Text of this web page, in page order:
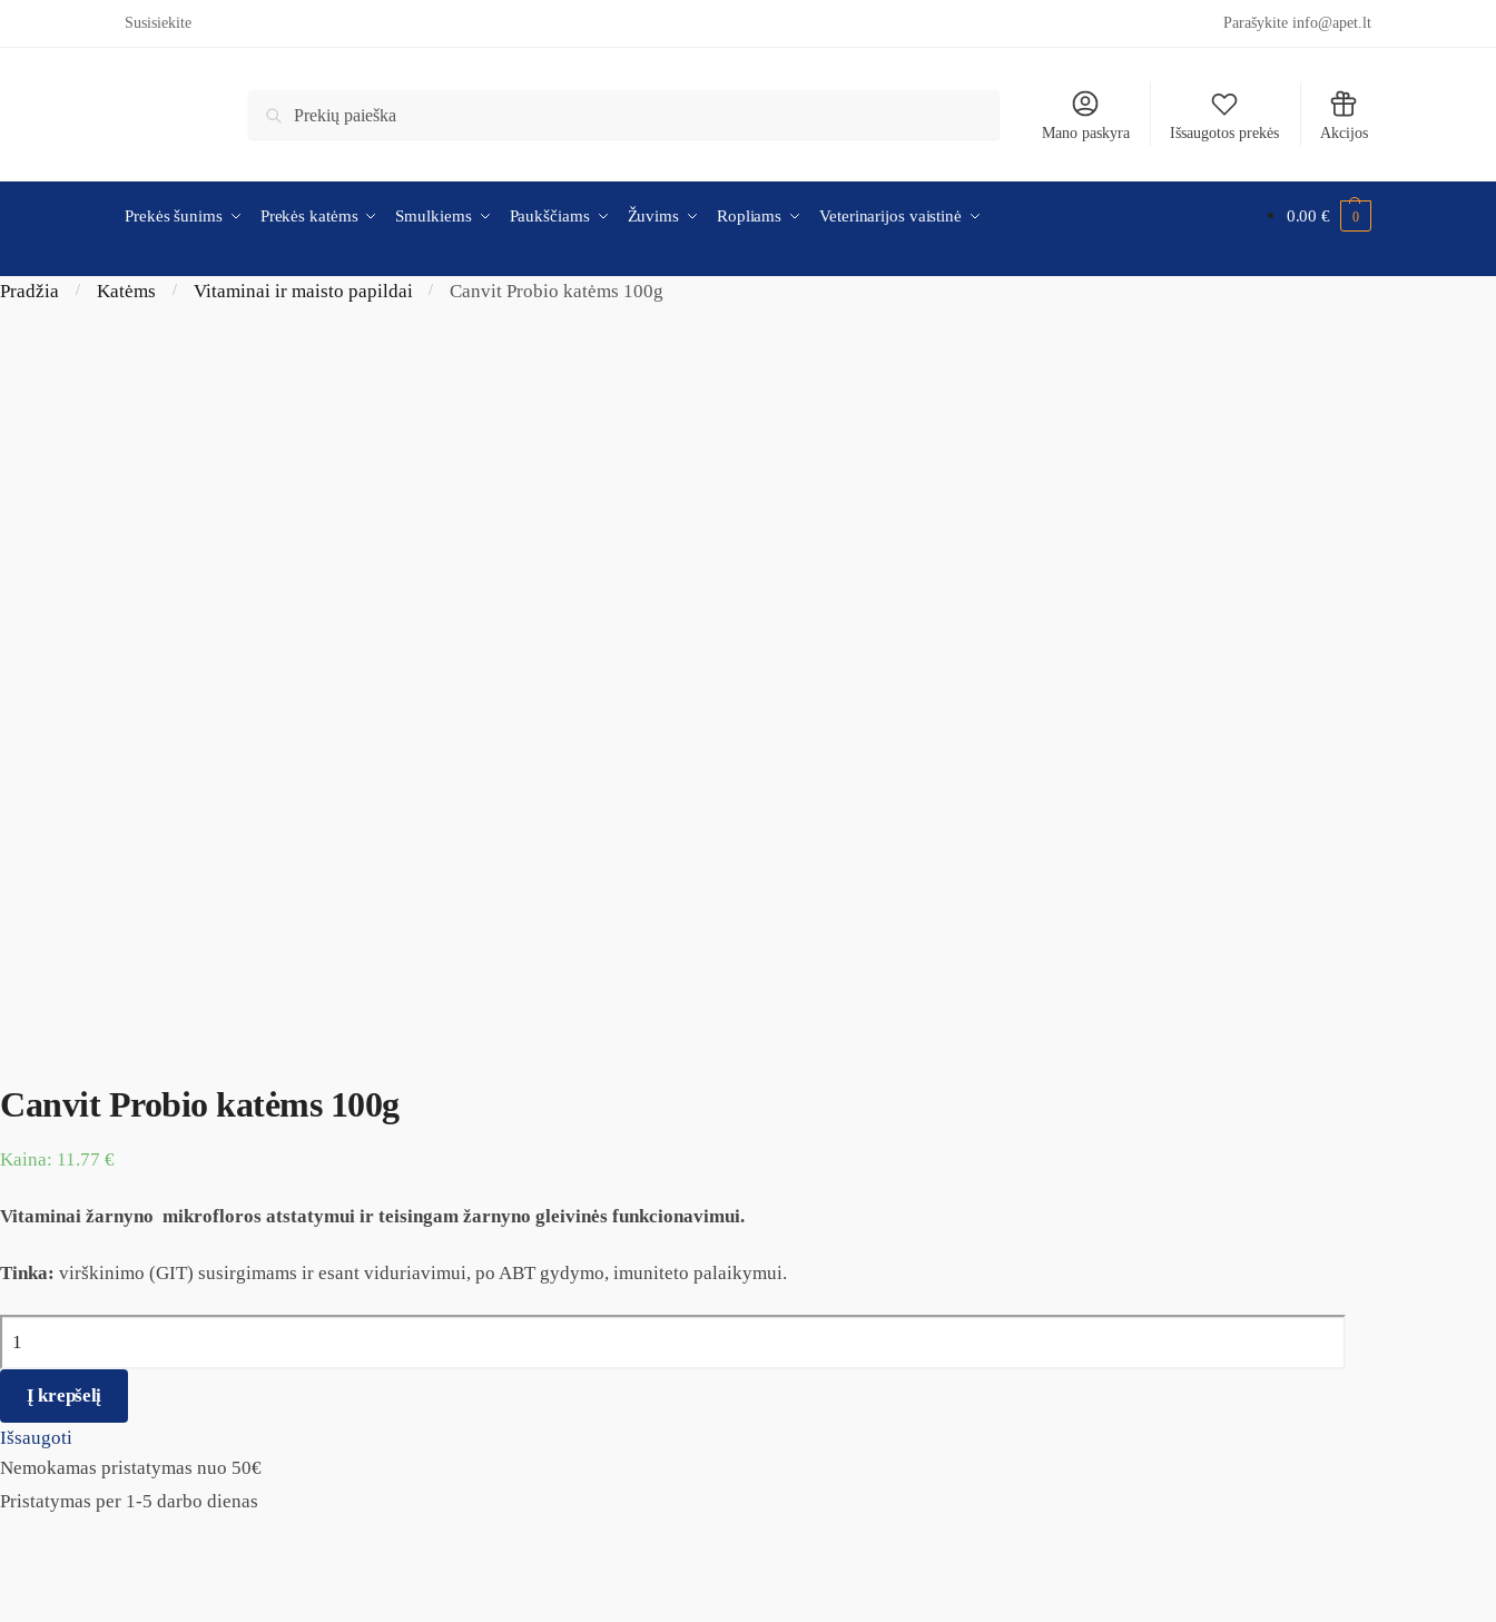
Skip to navigationSusisiekite Parašykite info@apet.lt
Ieškoti:
Ieškoti
Mano paskyra Išsaugotos prekės Akcijos
Prekės šunims Prekės katėms Smulkiems Paukščiams Žuvims Ropliams Veterinarijos vaistinė 0.00€ 0
Pradžia / Katėms / Vitaminai ir maisto papildai / Canvit Probio katėms 100g
Canvit Probio katėms 100g
Kaina: 11.77 €
Vitaminai žarnyno mikrofloros atstatymui ir teisingam žarnyno gleivinės funkcionavimui.
Tinka: virškinimo (GIT) susirgimams ir esant viduriavimui, po ABT gydymo, imuniteto palaikymui.
Į krepšelį
Išsaugoti
Nemokamas pristatymas nuo 50€
Pristatymas per 1-5 darbo dienas